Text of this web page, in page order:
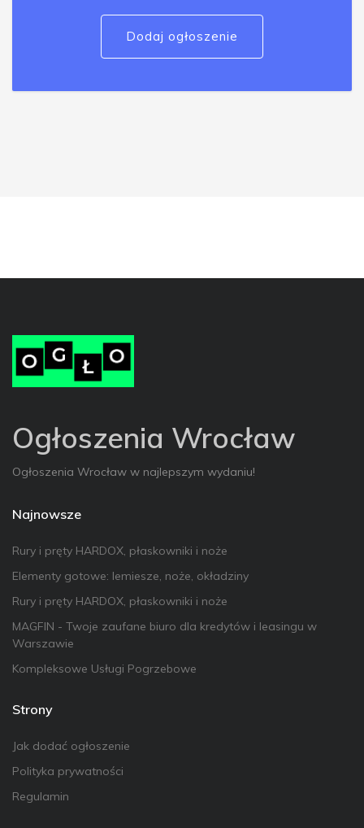
Dodaj ogłoszenie
Ogłoszenia Wrocław
Ogłoszenia Wrocław w najlepszym wydaniu!
Najnowsze
Rury i pręty HARDOX, płaskowniki i noże
Elementy gotowe: lemiesze, noże, okładziny
Rury i pręty HARDOX, płaskowniki i noże
MAGFIN - Twoje zaufane biuro dla kredytów i leasingu w
Warszawie
Kompleksowe Usługi Pogrzebowe
Strony
Jak dodać ogłoszenie
Polityka prywatności
Regulamin